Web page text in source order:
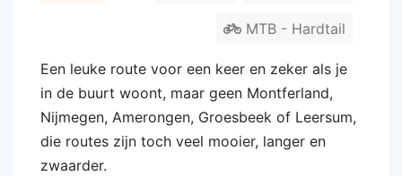
MTB - Hardtail
Een leuke route voor een keer en zeker als je
in de buurt woont, maar geen Montferland,
Nijmegen, Amerongen, Groesbeek of Leersum,
die routes zijn toch veel mooier, langer en
zwaarder.